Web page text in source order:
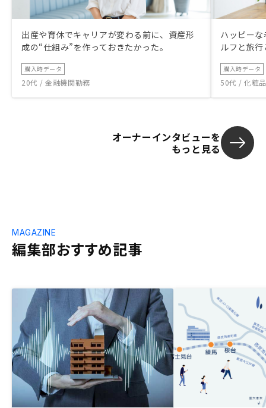
出産や育休でキャリアが変わる前に、資産形
成の“仕組み”を作っておきたかった。
購入時データ
20代 / 金融機関勤務
ハッピー
ルフと旅
購入時データ
50代 / 化粧
オーナーインタビューを
もっと見る
編集部おすすめ記事
MAGAZINE